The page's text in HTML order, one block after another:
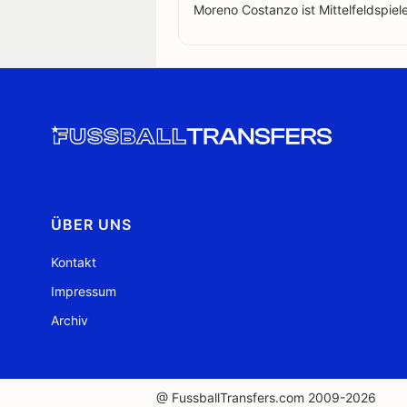
Moreno Costanzo ist
ÜBER UNS
Kontakt
Impressum
Archiv
@ FussballTransfers.com 2009-2026